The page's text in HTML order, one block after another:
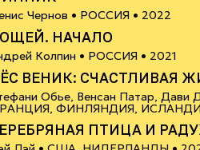
Чернов • РОССИЯ • 2022
НАЧАЛО
Колпин • РОССИЯ • 2021
ВЕНИК: СЧАСТЛИВАЯ
Обье, Венсан Патар, Дави
ФИНЛЯНДИЯ,
ПТИЦА И